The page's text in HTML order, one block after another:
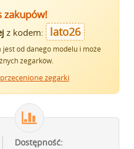
zakupów!
z kodem: lato26
od danego modelu i może
zegarków.
zegarki
Dostępność: